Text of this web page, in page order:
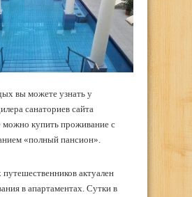
вы можете узнать у
санаториев сайта
можно купить проживание с
«полный пансион».
актуален
в апартаментах. Сутки в